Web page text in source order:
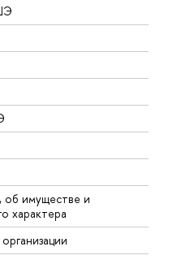
об имуществе и
характера